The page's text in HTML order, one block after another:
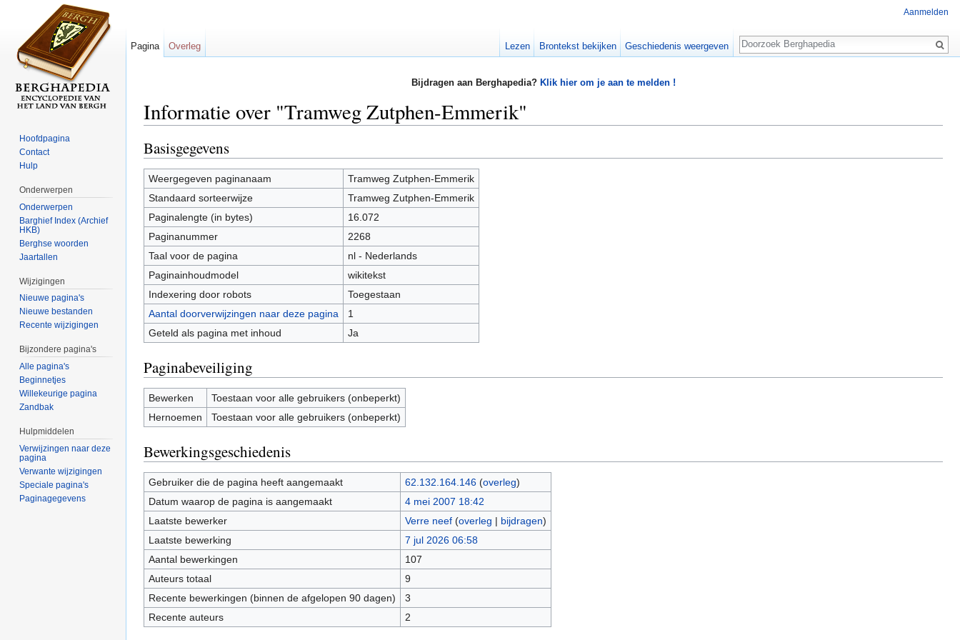
Bijdragen aan Berghapedia? Klik hier om je aan te melden !
Informatie over "Tramweg Zutphen-Emmerik"
Basisgegevens
Weergegeven paginanaam
Tramweg Zutphen-Emmerik
Standaard sorteerwijze
Tramweg Zutphen-Emmerik
Paginalengte (in bytes)
16.072
Paginanummer
2268
Taal voor de pagina
nl - Nederlands
Paginainhoudmodel
wikitekst
Indexering door robots
Toegestaan
Aantal doorverwijzingen naar deze pagina
1
Geteld als pagina met inhoud
Ja
Paginabeveiliging
Bewerken
Toestaan voor alle gebruikers (onbeperkt)
Hernoemen
Toestaan voor alle gebruikers (onbeperkt)
Bewerkingsgeschiedenis
Gebruiker die de pagina heeft aangemaakt 62.132.164.146 (overleg)
Datum waarop de pagina is aangemaakt
4 mei 2007 18:42
Laatste bewerker
Verre neef (overleg | bijdragen)
Laatste bewerking
7 jul 2026 06:58
Aantal bewerkingen
107
Auteurs totaal
9
Recente bewerkingen (binnen de afgelopen 90 dagen)
3
Recente auteurs
2
Aanmelden
Pagina Overleg Lezen Brontekst bekijken Geschiedenis weergeven
Zoeken
Hoofdpagina
Contact
Hulp
Onderwerpen
Onderwerpen
Barghief Index (Archief
HKB)
Berghse woorden
Jaartallen
Wijzigingen
Nieuwe pagina's
Nieuwe bestanden
Recente wijzigingen
Bijzondere pagina's
Alle pagina's
Beginnetjes
Willekeurige pagina
Zandbak
Hulpmiddelen
Verwijzingen naar deze
pagina
Verwante wijzigingen
Speciale pagina's
Paginagegevens